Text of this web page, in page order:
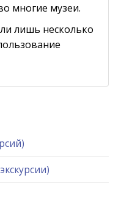
многие музеи.
лишь несколько